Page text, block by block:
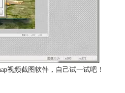
视频截图软件，自己试一试吧！